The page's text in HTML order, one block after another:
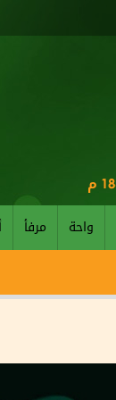
واحة مرفأ